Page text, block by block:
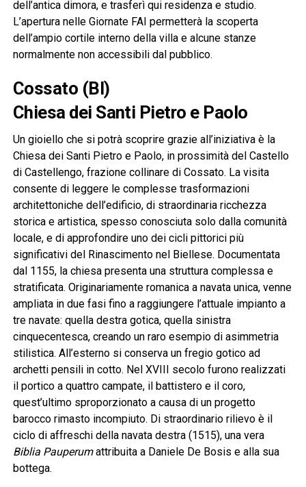
dell’antica dimora, e trasferì qui residenza e studio.
L’apertura nelle Giornate FAI permetterà la scoperta
dell’ampio cortile interno della villa e alcune stanze
normalmente non accessibili dal pubblico.
Cossato (BI)
Chiesa dei Santi Pietro e Paolo
Un gioiello che si potrà scoprire grazie all’iniziativa è la
Chiesa dei Santi Pietro e Paolo, in prossimità del Castello
di Castellengo, frazione collinare di Cossato. La visita
consente di leggere le complesse trasformazioni
architettoniche dell’edificio, di straordinaria ricchezza
storica e artistica, spesso conosciuta solo dalla comunità
locale, e di approfondire uno dei cicli pittorici più
significativi del Rinascimento nel Biellese. Documentata
dal 1155, la chiesa presenta una struttura complessa e
stratificata. Originariamente romanica a navata unica, venne
ampliata in due fasi fino a raggiungere l’attuale impianto a
tre navate: quella destra gotica, quella sinistra
cinquecentesca, creando un raro esempio di asimmetria
stilistica. All’esterno si conserva un fregio gotico ad
archetti pensili in cotto. Nel XVIII secolo furono realizzati
il portico a quattro campate, il battistero e il coro,
quest’ultimo sproporzionato a causa di un progetto
barocco rimasto incompiuto. Di straordinario rilievo è il
ciclo di affreschi della navata destra (1515), una vera
Biblia Pauperumattribuita a Daniele De Bosis e alla sua
bottega.